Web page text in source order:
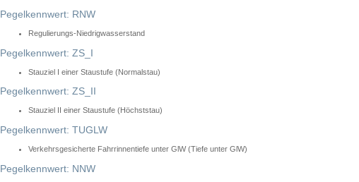
Pegelkennwert: RNW
Regulierungs-Niedrigwasserstand
Pegelkennwert: ZS_I
Stauziel I einer Staustufe (Normalstau)
Pegelkennwert: ZS_II
Stauziel II einer Staustufe (Höchststau)
Pegelkennwert: TUGLW
Verkehrsgesicherte Fahrrinnentiefe unter GlW (Tiefe unter GlW)
Pegelkennwert: NNW